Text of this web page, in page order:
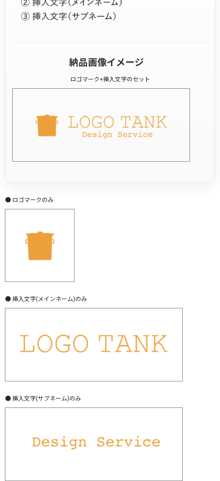
納品画像イメージ
ロゴマーク+挿入文字のセット
● ロゴマークのみ
● 挿入文字(メインネーム)のみ
● 挿入文字(サブネーム)のみ